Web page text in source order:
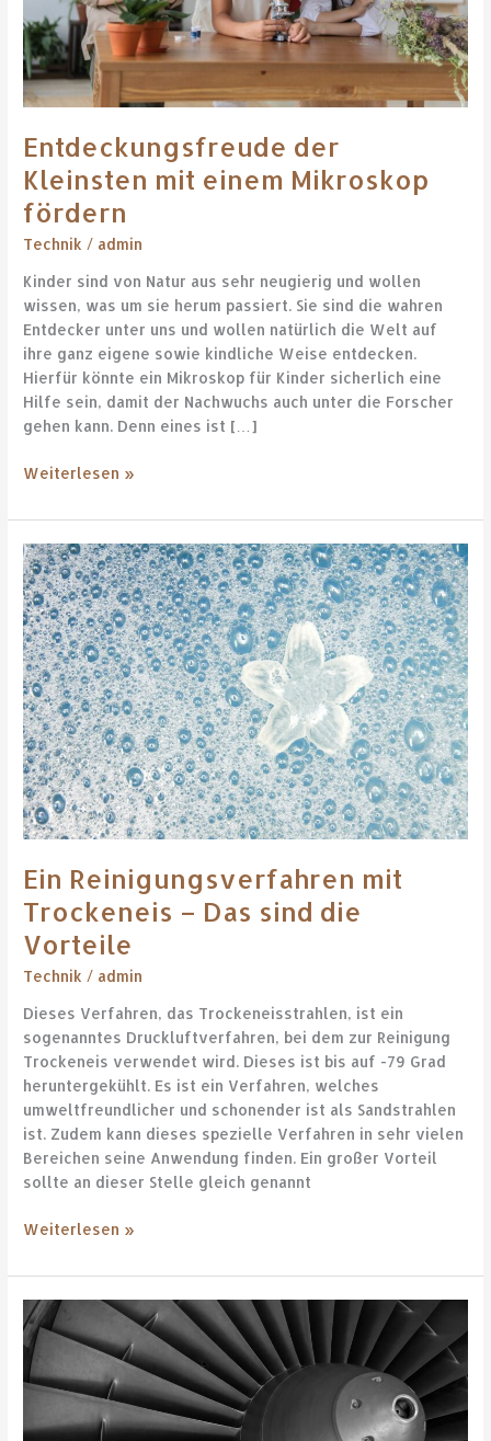
Entdeckungsfreude der
Kleinsten mit einem Mikroskop
fördern
Technik / admin
Kinder sind von Natur aus sehr neugierig und wollen
wissen, was um sie herum passiert. Sie sind die wahren
Entdecker unter uns und wollen natürlich die Welt auf
ihre ganz eigene sowie kindliche Weise entdecken.
Hierfür könnte ein Mikroskop für Kinder sicherlich eine
Hilfe sein, damit der Nachwuchs auch unter die Forscher
gehen kann. Denn eines ist […]
Weiterlesen »
Ein Reinigungsverfahren mit
Trockeneis – Das sind die
Vorteile
Technik / admin
Dieses Verfahren, das Trockeneisstrahlen, ist ein
sogenanntes Druckluftverfahren, bei dem zur Reinigung
Trockeneis verwendet wird. Dieses ist bis auf -79 Grad
heruntergekühlt. Es ist ein Verfahren, welches
umweltfreundlicher und schonender ist als Sandstrahlen
ist. Zudem kann dieses spezielle Verfahren in sehr vielen
Bereichen seine Anwendung finden. Ein großer Vorteil
sollte an dieser Stelle gleich genannt
Ein
Reinigungsverfahren
mit
Trockeneis
–
Das
sind
die
Vorteile
Weiterlesen »
Druckmessung
in
der
Luft-
Klimatechnik